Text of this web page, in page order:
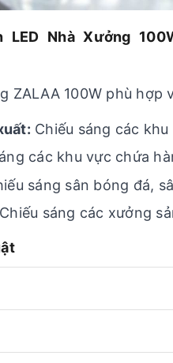
Nhà Xưởng
ZALAA 100W phù
Chiếu sáng các
các khu vực chứa
sáng sân bóng đá,
Chiếu sáng các xưởng